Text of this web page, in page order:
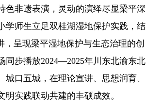
色非遗表演，灵动的演绎尽显梁平深
学师生立足双桂湖湿地保护实践，结
呈现梁平湿地保护与生态治理的创
同步播放2024—2025年川东北渝东北
口五城，在理论宣讲、思想润育、
实践联动共建的丰硕成效。